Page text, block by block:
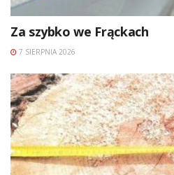
Za szybko we Frąckach
7 SIERPNIA 2026